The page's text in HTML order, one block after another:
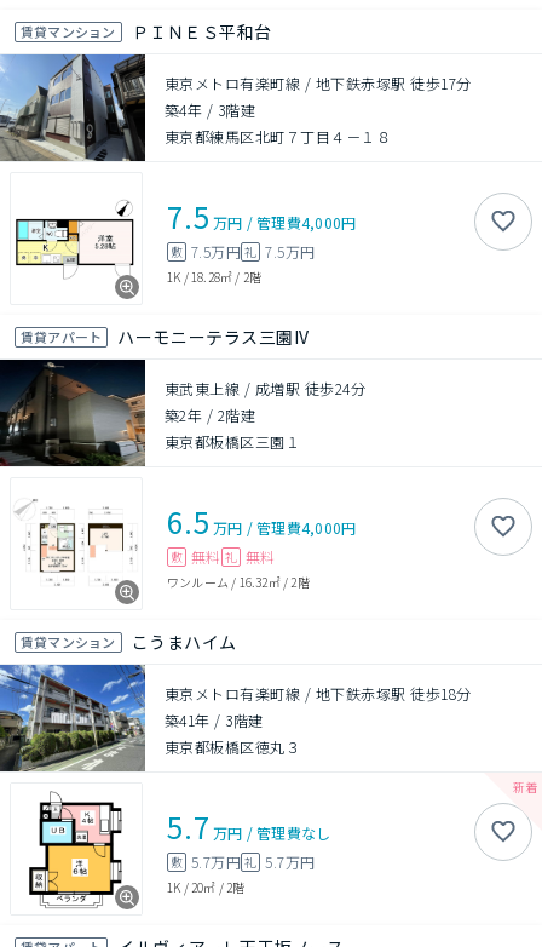
賃貸マンション ＰＩＮＥＳ平和台
東京メトロ有楽町線 / 地下鉄赤塚駅 徒歩17分
築4年 / 3階建
東京都練馬区北町７丁目４－１８
7.5 万円 /管理費4,000円
敷 7.5万円礼 7.5万円
1K / 18.28㎡ / 2階
賃貸アパート ハーモニーテラス三園IV
東武東上線 / 成増駅 徒歩24分
築2年 / 2階建
東京都板橋区三園１
6.5 万円 /管理費4,000円
敷 無料 礼 無料
ワンルーム / 16.32㎡/ 2階
賃貸マンション こうまハイム
東京メトロ有楽町線 / 地下鉄赤塚駅 徒歩18分
築41年 / 3階建
東京都板橋区徳丸３
5.7 万円 /管理費なし
敷 5.7万円礼 5.7万円
1K / 20㎡ / 2階